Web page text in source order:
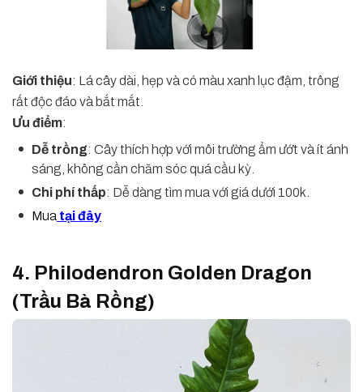
Giới thiệu: Lá cây dài, hẹp và có màu xanh lục đậm, trông
rất độc đáo và bắt mắt.
Ưu điểm:
Dễ trồng: Cây thích hợp với môi trường ẩm ướt và ít ánh
sáng, không cần chăm sóc quá cầu kỳ.
Chi phí thấp: Dễ dàng tìm mua với giá dưới 100k.
Mua tại đây
4. Philodendron Golden Dragon
(Trầu Bà Rồng)